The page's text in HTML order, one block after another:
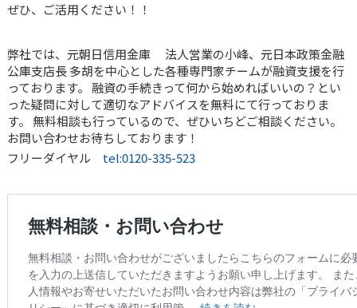
ぜひ、ご活用ください！！
弊社では、元朝日信用金庫 法人営業の小峰、元日本政策金融
公庫支店長 多胡を中心とした各種専門家チームが融資支援を行
っております。 融資の手続きって何から始めればいいの？とい
った疑問に対して適切なアドバイスを無料にて行っておりま
す。 無料相談も行っているので、ぜひいちどご相談ください。
お問い合わせお待ちしております！
フリーダイヤル tel:0120-335-523